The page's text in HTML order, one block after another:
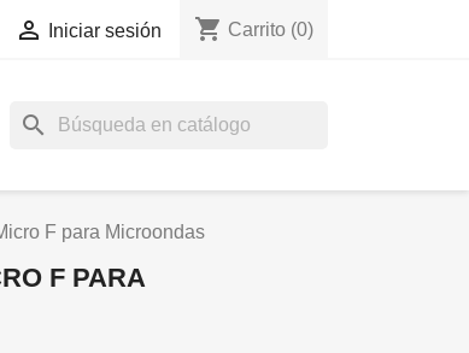
 Iniciar sesión shopping_cart Carrito (0)
search
F para Microondas
F PARA